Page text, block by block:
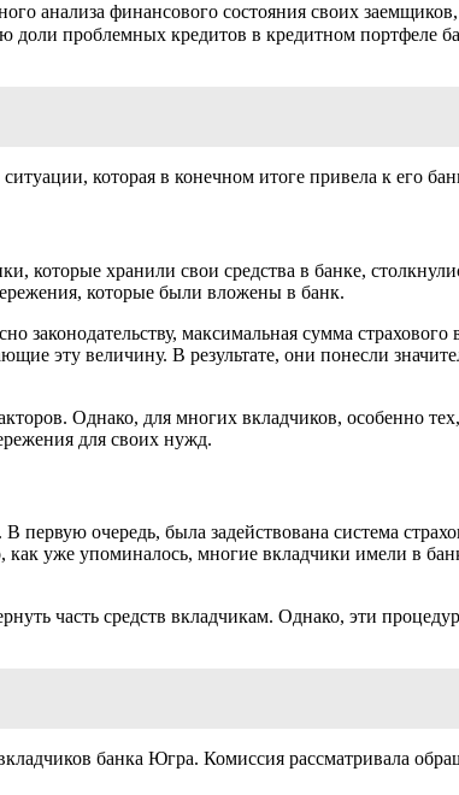
анализа финансового состояния своих
проблемных кредитов в кредитном портфеле
которая в конечном итоге привела к его
хранили свои средства в банке,
которые были вложены в банк.
законодательству, максимальная сумма
эту величину. В результате, они понесли
Однако, для многих вкладчиков, особенно
для своих нужд.
очередь, была задействована система
как уже упоминалось, многие вкладчики имели в
часть средств вкладчикам. Однако, эти
банка Югра. Комиссия рассматривала